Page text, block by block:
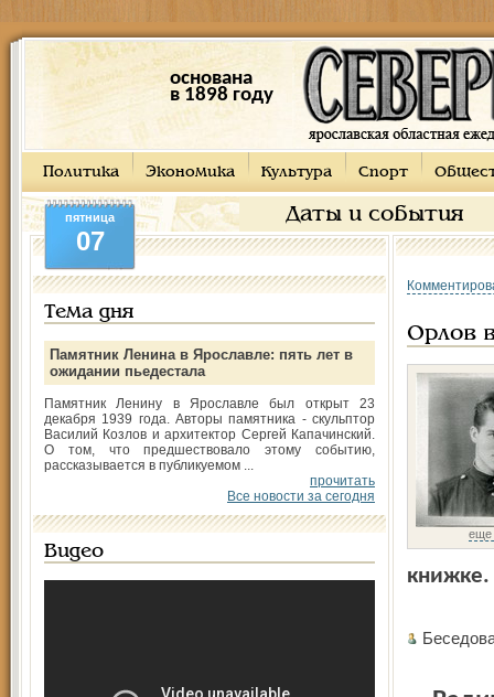
основана
в 1898 году
Политика Экономика Культура Спорт
Даты и события
пятница
07
Тема дня
Памятник Ленина в Ярославле: пять лет в
ожидании пьедестала
Памятник Ленину в Ярославле был открыт 23
декабря 1939 года. Авторы памятника - скульптор
Василий Козлов и архитектор Сергей Капачинский.
О том, что предшествовало этому событию,
рассказывается в публикуемом ...
прочитать
Все новости за сегодня
Видео
Орлов
еще
книжке.